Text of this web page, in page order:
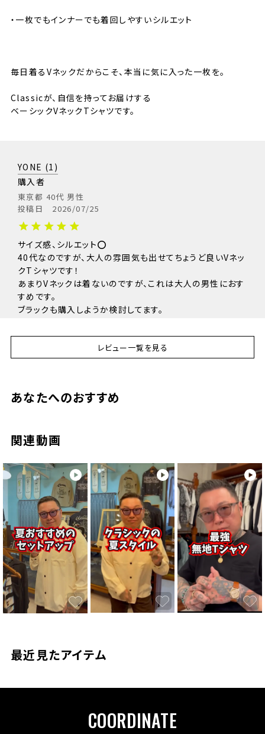
・一枚でもインナーでも着回しやすいシルエット
毎日着るVネックだからこそ、本当に気に入った一枚を。
Classicが、自信を持ってお届けする
ベーシックVネックTシャツです。
サイズ S
着丈
66cm 69cm 72cm 75cm
78cm
肩幅
身幅
46cm 50cm 54cm
YONE
1
購入者
東京都 40代 男性
投稿日
2026/07/25
サイズ感、シルエット⭕️
40代なのですが、大人の雰囲気も出せてちょうど良いVネッ
クTシャツです！
あまりVネックは着ないのですが、これは大人の男性におす
すめです。
ブラックも購入しようか検討してます。
非公開
白に続き黒も追加購入しました。
このパックT着たら他のは着れません。再入荷したら他のオ
ンスも追加購入予定です。
レビュー一覧を見る
あなたへのおすすめ
関連動画
最近見たアイテム
COORDINATE